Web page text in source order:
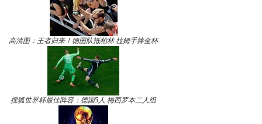
高清图：王者归来！德国队抵柏林 拉姆手捧金杯
搜狐世界杯最佳阵容：德国5人 梅西罗本二人组